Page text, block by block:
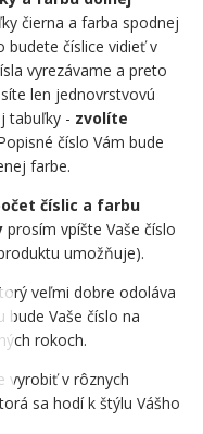
čierna a farba spodnej
budete číslice vidieť v
vyrezávame a preto
len jednovrstvovú
tabuľky - zvolíte
číslo Vám bude
farbe.
číslic a farbu
prosím vpíšte Vaše číslo
umožňuje).
veľmi dobre odoláva
Vaše číslo na
rokoch.
vyrobiť v rôznych
sa hodí k štýlu Vášho